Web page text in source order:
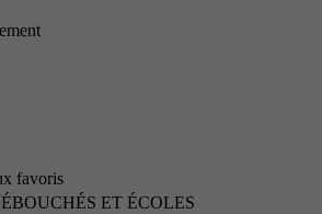
favoris
ET ÉCOLES